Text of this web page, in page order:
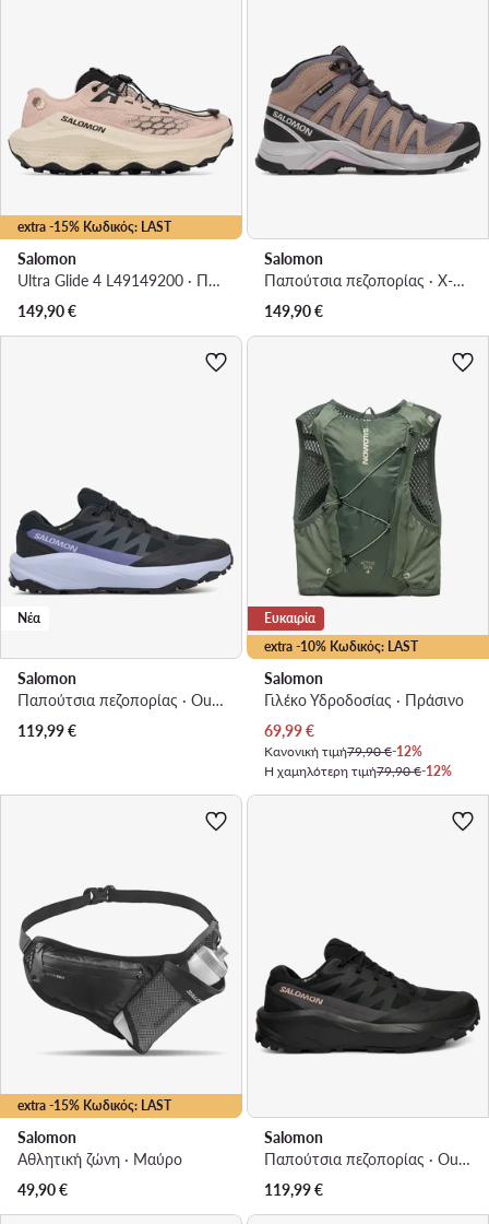
extra -15% Κωδικός: LAST
Salomon
Ultra Glide 4 L49149200 · Παπούτσια για Τρέξιμο
149,90€
Salomon
Παπούτσια πεζοπορίας · X-Adventure Recon Mid Gore-Tex L47753400 · Μωβ
149,90€
Νέα
Salomon
Παπούτσια πεζοπορίας · Outscape Gtx GORE-TEX L49233300 · Μαύρο
119,99€
extra -10% Κωδικός: LAST
Ευκαιρία
Salomon
Γιλέκο Υδροδοσίας · Πράσινο
Τρέχουσα τιμή
69,99€
Κανονική τιμή79,90 €-12%
Η χαμηλότερη τιμή79,90 €-12%
extra -15% Κωδικός: LAST
Salomon
Αθλητική ζώνη · Μαύρο
49,90€
Salomon
Παπούτσια πεζοπορίας · Outscape Gtx W L49229100 · Σκούρο μπλε
119,99€